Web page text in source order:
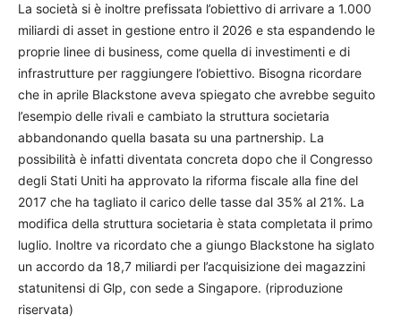
La società si è inoltre prefissata l’obiettivo di arrivare a 1.000
miliardi di asset in gestione entro il 2026 e sta espandendo le
proprie linee di business, come quella di investimenti e di
infrastrutture per raggiungere l’obiettivo. Bisogna ricordare
che in aprile Blackstone aveva spiegato che avrebbe seguito
l’esempio delle rivali e cambiato la struttura societaria
abbandonando quella basata su una partnership. La
possibilità è infatti diventata concreta dopo che il Congresso
degli Stati Uniti ha approvato la riforma fiscale alla fine del
2017 che ha tagliato il carico delle tasse dal 35% al 21%. La
modifica della struttura societaria è stata completata il primo
luglio. Inoltre va ricordato che a giungo Blackstone ha siglato
un accordo da 18,7 miliardi per l’acquisizione dei magazzini
statunitensi di Glp, con sede a Singapore. (riproduzione
riservata)